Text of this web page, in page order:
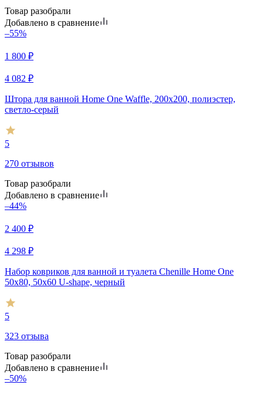
Товар разобрали
Добавлено в сравнение
–55%
1 800 ₽
4 082 ₽
Штора для ванной Home One Waffle, 200х200, полиэстер,
светло-серый
5
270 отзывов
Товар разобрали
Добавлено в сравнение
–44%
2 400 ₽
4 298 ₽
Набор ковриков для ванной и туалета Chenille Home One
50х80, 50х60 U-shape, черный
5
323 отзыва
Товар разобрали
Добавлено в сравнение
–50%